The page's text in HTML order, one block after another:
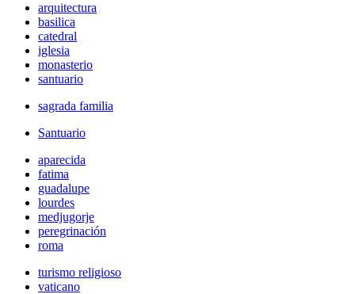
arquitectura
basilica
catedral
iglesia
monasterio
santuario
sagrada familia
Santuario
aparecida
fatima
guadalupe
lourdes
medjugorje
peregrinación
roma
turismo religioso
vaticano